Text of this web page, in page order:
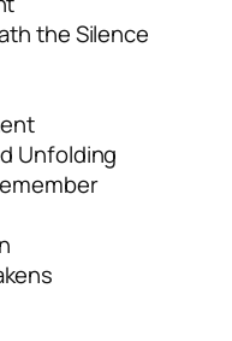
the Silence
Unfolding